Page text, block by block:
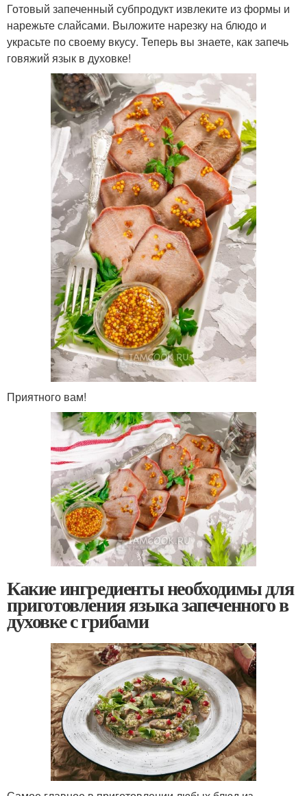
Готовый запеченный субпродукт извлеките из формы и
нарежьте слайсами. Выложите нарезку на блюдо и
украсьте по своему вкусу. Теперь вы знаете, как запечь
говяжий язык в духовке!
Приятного вам!
Какие ингредиенты необходимы для
приготовления языка запеченного в
духовке с грибами